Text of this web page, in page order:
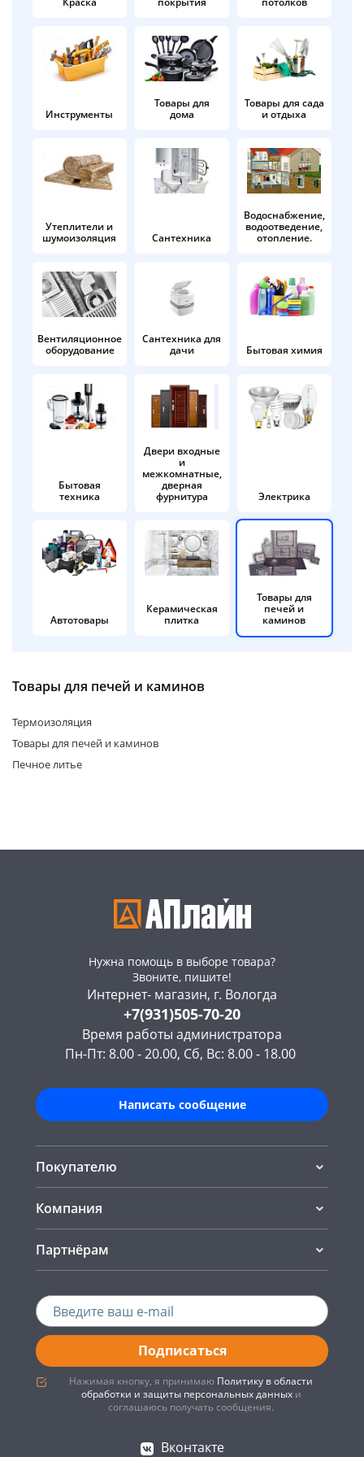
Инструменты
Товары для
дома
Товары для сада
и отдыха
Утеплители и
шумоизоляция
Сантехника
Водоснабжение,
водоотведение,
отопление.
Вентиляционное
оборудование
Сантехника для
дачи
Бытовая химия
Бытовая
техника
Двери входные
и
межкомнатные,
дверная
фурнитура
Электрика
Автотовары
Керамическая
плитка
Товары для
печей и
каминов
Товары для печей и каминов
Термоизоляция
Товары для печей и каминов
Печное литье
Нужна помощь в выборе товара?
Звоните, пишите!
Интернет- магазин, г. Вологда
+7(931)505-70-20
Время работы администратора
Пн-Пт: 8.00 - 20.00, Сб, Вс: 8.00 - 18.00
Написать сообщение
Покупателю
Компания
Партнёрам
Подписаться
Нажимая кнопку, я принимаю Политику в области
обработки и защиты персональных данныхи
соглашаюсь получать сообщения.
Вконтакте
в корзину
Оплачивайте сегодня только
25% картой любого банка
Получайте товар
выбранный способом
Оставшиеся
% будут
по25%каждые 2 недели
Подробнее
об оплате Плайтом
раз в 2
недели
раз в 2 недели
Остались вопросы?
8 800 302-02-51
plait.ru